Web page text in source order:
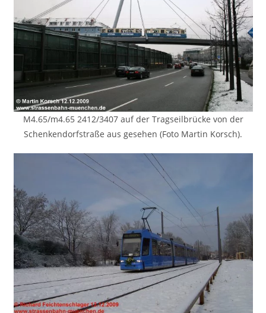
M4.65/m4.65 2412/3407 auf der Tragseilbrücke von der
Schenkendorfstraße aus gesehen (Foto Martin Korsch).